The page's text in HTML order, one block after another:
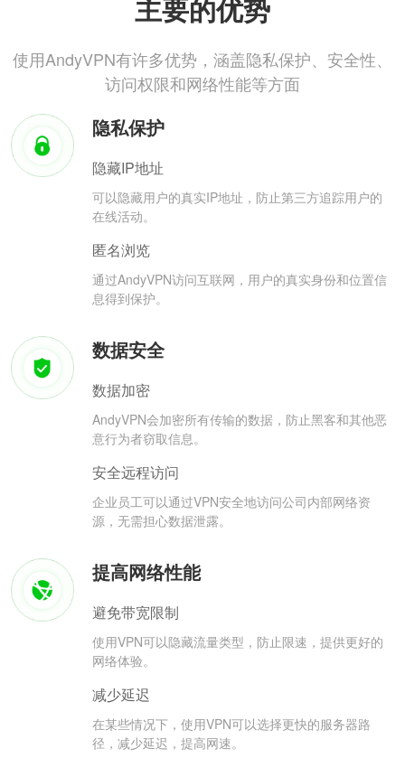
主要的优势
使用AndyVPN有许多优势，涵盖隐私保护、安全性、
访问权限和网络性能等方面
隐私保护
隐藏IP地址
可以隐藏用户的真实IP地址，防止第三方追踪用户的
在线活动。
匿名浏览
通过AndyVPN访问互联网，用户的真实身份和位置信
息得到保护。
数据安全
数据加密
AndyVPN会加密所有传输的数据，防止黑客和其他恶
意行为者窃取信息。
安全远程访问
企业员工可以通过VPN安全地访问公司内部网络资
源，无需担心数据泄露。
提高网络性能
避免带宽限制
使用VPN可以隐藏流量类型，防止限速，提供更好的
网络体验。
减少延迟
在某些情况下，使用VPN可以选择更快的服务器路
径，减少延迟，提高网速。